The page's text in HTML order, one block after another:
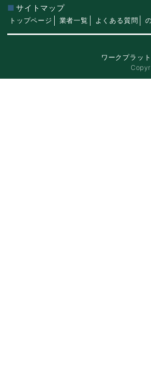
サイトマップ
トップページ 業者一覧 よくある質問
ワークプラッ